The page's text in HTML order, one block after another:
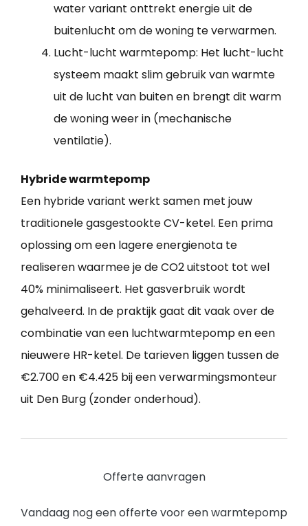
water variant onttrekt energie uit de
buitenlucht om de woning te verwarmen.
Lucht-lucht warmtepomp: Het lucht-lucht
systeem maakt slim gebruik van warmte
uit de lucht van buiten en brengt dit warm
de woning weer in (mechanische
ventilatie).
Hybride warmtepomp
Een hybride variant werkt samen met jouw
traditionele gasgestookte CV-ketel. Een prima
oplossing om een lagere energienota te
realiseren waarmee je de CO2 uitstoot tot wel
40% minimaliseert. Het gasverbruik wordt
gehalveerd. In de praktijk gaat dit vaak over de
combinatie van een luchtwarmtepomp en een
nieuwere HR-ketel. De tarieven liggen tussen de
€2.700 en €4.425 bij een verwarmingsmonteur
uit Den Burg (zonder onderhoud).
Offerte aanvragen
Vandaag nog een offerte voor een warmtepomp